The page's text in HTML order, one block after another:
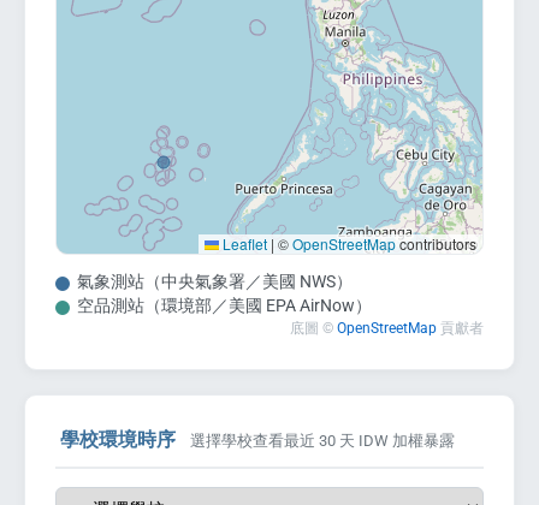
Leaflet | ©OpenStreetMapcontributors
氣象測站（中央氣象署／美國 NWS）
空品測站（環境部／美國 EPA AirNow）
底圖 © OpenStreetMap 貢獻者
學校環境時序 選擇學校查看最近 30 天 IDW 加權暴露